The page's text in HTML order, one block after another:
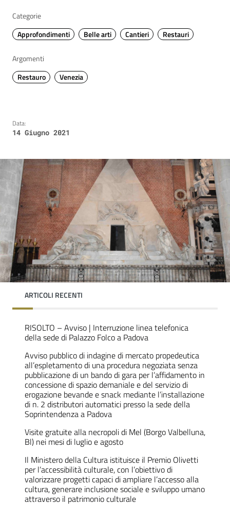
Categorie
Approfondimenti
Belle arti Cantieri Restauri
Argomenti
Restauro
Venezia
Data:
14 Giugno 2021
ARTICOLI RECENTI
RISOLTO – Avviso | Interruzione linea telefonica
della sede di Palazzo Folco a Padova
Avviso pubblico di indagine di mercato propedeutica
all’espletamento di una procedura negoziata senza
pubblicazione di un bando di gara per l’affidamento in
concessione di spazio demaniale e del servizio di
erogazione bevande e snack mediante l’installazione
di n. 2 distributori automatici presso la sede della
Soprintendenza a Padova
Visite gratuite alla necropoli di Mel (Borgo Valbelluna,
Bl) nei mesi di luglio e agosto
Il Ministero della Cultura istituisce il Premio Olivetti
per l’accessibilità culturale, con l’obiettivo di
valorizzare progetti capaci di ampliare l’accesso alla
cultura, generare inclusione sociale e sviluppo umano
attraverso il patrimonio culturale